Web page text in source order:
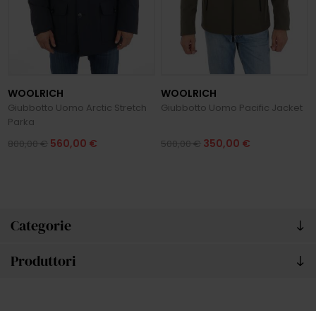
Categorie
Produttori
WOOLRICH
Giubbotto Uomo Arctic Stretch
Parka
800,00 € 560,00 €
WOOLRICH
Giubbotto Uomo Pacific Jacket
500,00 € 350,00 €